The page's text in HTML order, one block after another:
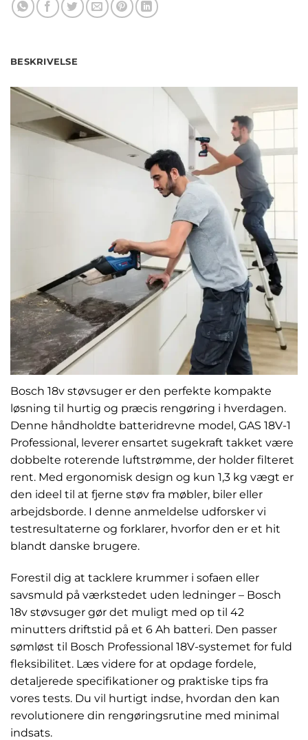
BESKRIVELSE
Bosch 18v støvsuger er den perfekte kompakte
løsning til hurtig og præcis rengøring i hverdagen.
Denne håndholdte batteridrevne model, GAS 18V-1
Professional, leverer ensartet sugekraft takket være
dobbelte roterende luftstrømme, der holder filteret
rent. Med ergonomisk design og kun 1,3 kg vægt er
den ideel til at fjerne støv fra møbler, biler eller
arbejdsborde. I denne anmeldelse udforsker vi
testresultaterne og forklarer, hvorfor den er et hit
blandt danske brugere.
Forestil dig at tacklere krummer i sofaen eller
savsmuld på værkstedet uden ledninger – Bosch
18v støvsuger gør det muligt med op til 42
minutters driftstid på et 6 Ah batteri. Den passer
sømløst til Bosch Professional 18V-systemet for fuld
fleksibilitet. Læs videre for at opdage fordele,
detaljerede specifikationer og praktiske tips fra
vores tests. Du vil hurtigt indse, hvordan den kan
revolutionere din rengøringsrutine med minimal
indsats.